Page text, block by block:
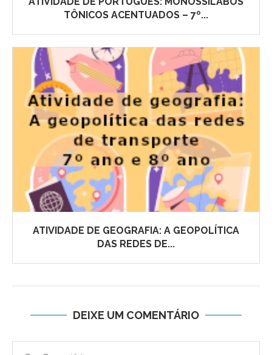
TÔNICOS ACENTUADOS – 7º...
ATIVIDADE DE GEOGRAFIA: A GEOPOLÍTICA
DAS REDES DE...
DEIXE UM COMENTÁRIO